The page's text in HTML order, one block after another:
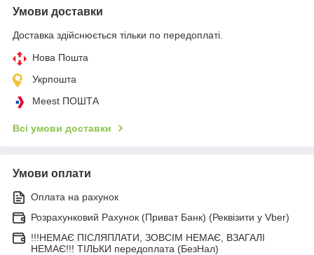
Умови доставки
Доставка здійснюється тільки по передоплаті.
Нова Пошта
Укрпошта
Meest ПОШТА
Всі умови доставки
Умови оплати
Оплата на рахунок
Розрахунковий Рахунок (Приват Банк) (Реквізити у Vber)
!!!НЕМАЄ ПІСЛЯПЛАТИ, ЗОВСІМ НЕМАЄ, ВЗАГАЛІ
НЕМАЄ!!! ТІЛЬКИ передоплата (БезНал)